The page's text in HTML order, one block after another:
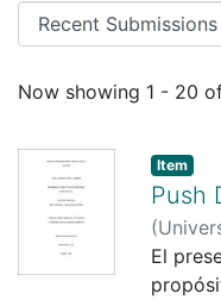
Recent
Now showing 1 - 20
Item
Push
(
Amy
El